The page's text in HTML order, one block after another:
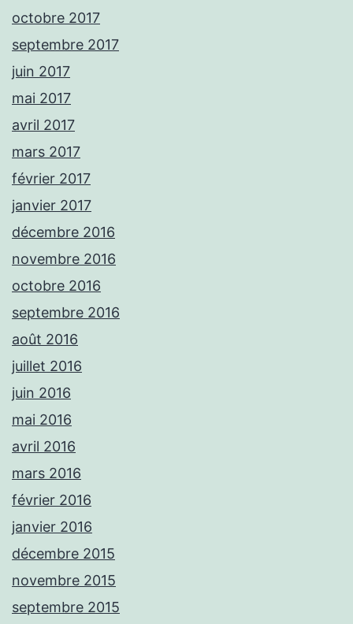
octobre 2017
septembre 2017
juin 2017
mai 2017
avril 2017
mars 2017
février 2017
janvier 2017
décembre 2016
novembre 2016
octobre 2016
septembre 2016
août 2016
juillet 2016
juin 2016
mai 2016
avril 2016
mars 2016
février 2016
janvier 2016
décembre 2015
novembre 2015
septembre 2015